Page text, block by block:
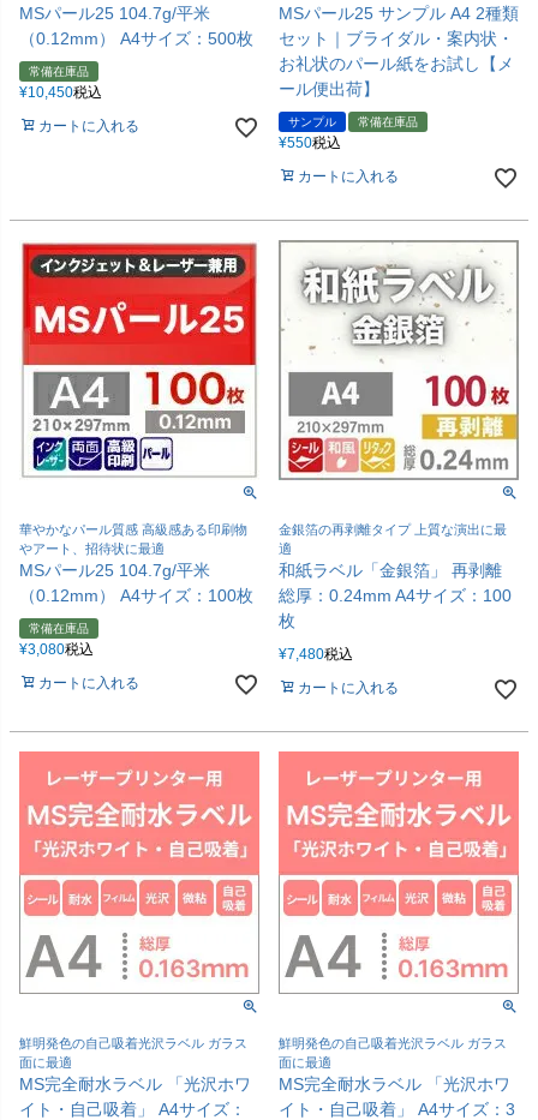
MSパール25 104.7g/平米
（0.12mm） A4サイズ：500枚
常備在庫品
¥10,450税込
カートに入れる
MSパール25 サンプル A4 2種類
セット｜ブライダル・案内状・
お礼状のパール紙をお試し【メ
ール便出荷】
サンプル 常備在庫品
¥550税込
カートに入れる
華やかなパール質感 高級感ある印刷物
やアート、招待状に最適
MSパール25 104.7g/平米
（0.12mm） A4サイズ：100枚
常備在庫品
¥3,080税込
カートに入れる
金銀箔の再剥離タイプ 上質な演出に最
適
和紙ラベル「金銀箔」 再剥離
総厚：0.24mm A4サイズ：100
枚
¥7,480税込
カートに入れる
鮮明発色の自己吸着光沢ラベル ガラス
面に最適
MS完全耐水ラベル 「光沢ホワ
イト・自己吸着」 A4サイズ：
鮮明発色の自己吸着光沢ラベル ガラス
面に最適
MS完全耐水ラベル 「光沢ホワ
イト・自己吸着」 A4サイズ：3